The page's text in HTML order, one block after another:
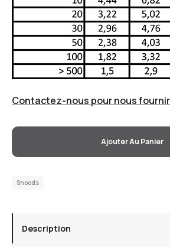
Contactez-nous pour nous
Ajouter Au Panier
Snoods
Description